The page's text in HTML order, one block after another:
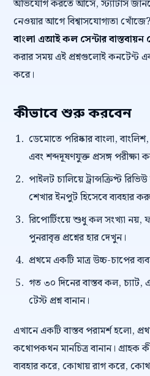
অভিযোগ করতে আসে, স্ট্যাটাস
নেওয়ার আগে বিশ্বাসযোগ্যতা খোঁজে?
বাংলা এআই কল সেন্টার বাস্তবায়ন
করার সময় এই প্রশ্নগুলোই কনটেন্ট
করে।
কীভাবে শুরু করবেন
ডেমোতে পরিষ্কার বাংলা,
এবং শব্দদূষণযুক্ত প্রসঙ্গ পরীক্ষা
পাইলট চালিয়ে ট্রান্সক্রিপ্ট
শেখার ইনপুট হিসেবে ব্যবহার
রিপোর্টিংয়ে শুধু কল সংখ্যা নয়,
পুনরাবৃত্ত প্রশ্নের হার দেখুন।
প্রথমে একটি মাত্র উচ্চ-চাপের
গত ৩০ দিনের বাস্তব কল,
টেস্ট প্রশ্ন বানান।
এখানে একটি বাস্তব পরামর্শ হলো,
কথোপকথন মানচিত্র বানান। গ্রাহক
ব্যবহার করে, কোথায় রাগ করে,